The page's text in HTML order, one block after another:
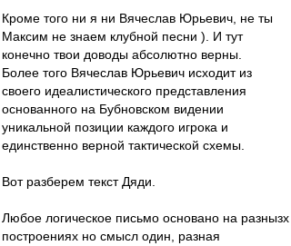
Кроме того ни я ни Вячеслав Юрьевич, не ты
Максим не знаем клубной песни ). И тут
конечно твои доводы абсолютно верны.
Более того Вячеслав Юрьевич исходит из
своего идеалистического представления
основанного на Бубновском видении
уникальной позиции каждого игрока и
единственно верной тактической схемы.
Вот разберем текст Дяди.
Любое логическое письмо основано на разнызх
построениях но смысл один, разная